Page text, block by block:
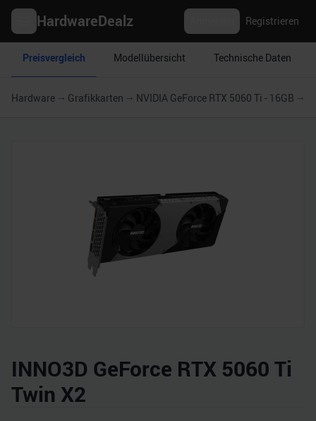
HardwareDealz Registrieren
Preisvergleich Modellübersicht Technische Daten
Hardware Grafikkarten NVIDIA GeForce RTX 5060 Ti - 16GB
INNO3D GeForce RTX 5060 Ti
Twin X2